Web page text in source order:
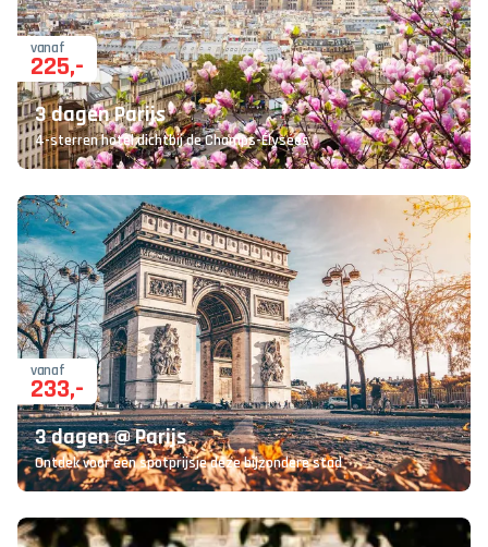
vanaf
225,-
3 dagen Parijs
4-sterren hotel dichtbij de Champs-Élysées
vanaf
233,-
3 dagen @ Parijs
Ontdek voor een spotprijsje deze bijzondere stad